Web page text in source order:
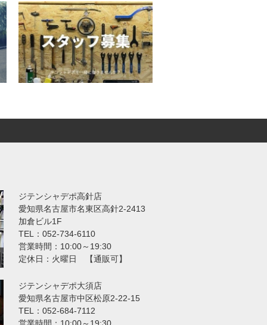
ジテンシャデポ高針店
愛知県名古屋市名東区高針2-2413
加倉ビル1F
TEL：052-734-6110
営業時間：10:00～19:30
定休日：火曜日 【通販可】
ジテンシャデポ大須店
愛知県名古屋市中区松原2-22-15
TEL：052-684-7112